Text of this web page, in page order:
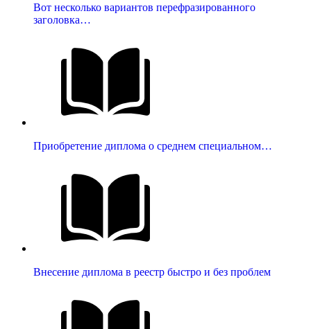
Вот несколько вариантов перефразированного
заголовка…
Приобретение диплома о среднем специальном…
Внесение диплома в реестр быстро и без проблем